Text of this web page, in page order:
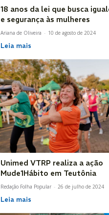
18 anos da lei que busca
e segurança às mulheres
Ariana de Oliveira - 10 de agosto de 2024
Leia mais
Unimed VTRP realiza a ação
Mude1Hábito em Teutônia
Redação Folha Popular - 26 de julho de 2024
Leia mais